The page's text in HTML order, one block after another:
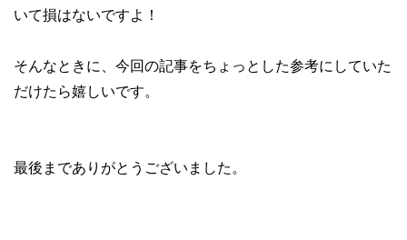
いて損はないですよ！
そんなときに、今回の記事をちょっとした参考にしていた
だけたら嬉しいです。
最後までありがとうございました。